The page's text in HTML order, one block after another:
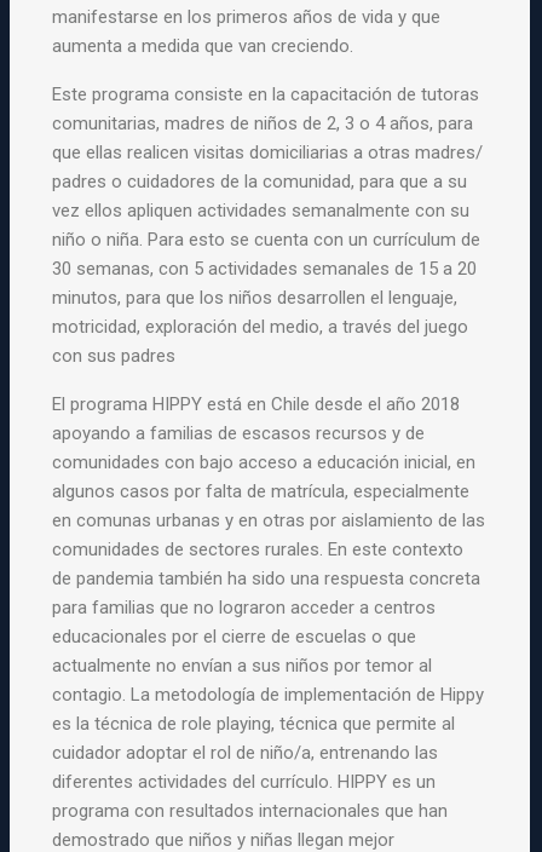
manifestarse en los primeros años de vida y que
aumenta a medida que van creciendo.
Este programa consiste en la capacitación de tutoras
comunitarias, madres de niños de 2, 3 o 4 años, para
que ellas realicen visitas domiciliarias a otras madres/
padres o cuidadores de la comunidad, para que a su
vez ellos apliquen actividades semanalmente con su
niño o niña. Para esto se cuenta con un currículum de
30 semanas, con 5 actividades semanales de 15 a 20
minutos, para que los niños desarrollen el lenguaje,
motricidad, exploración del medio, a través del juego
con sus padres
El programa HIPPY está en Chile desde el año 2018
apoyando a familias de escasos recursos y de
comunidades con bajo acceso a educación inicial, en
algunos casos por falta de matrícula, especialmente
en comunas urbanas y en otras por aislamiento de las
comunidades de sectores rurales. En este contexto
de pandemia también ha sido una respuesta concreta
para familias que no lograron acceder a centros
educacionales por el cierre de escuelas o que
actualmente no envían a sus niños por temor al
contagio. La metodología de implementación de Hippy
es la técnica de role playing, técnica que permite al
cuidador adoptar el rol de niño/a, entrenando las
diferentes actividades del currículo. HIPPY es un
programa con resultados internacionales que han
demostrado que niños y niñas llegan mejor